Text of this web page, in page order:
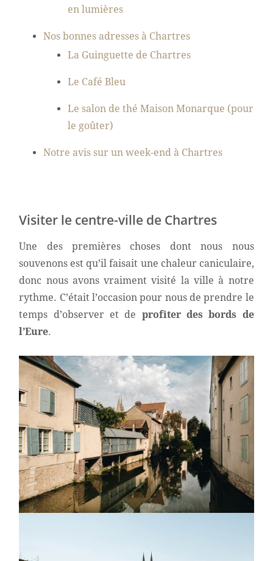
en lumières
Nos bonnes adresses à Chartres
La Guinguette de Chartres
Le Café Bleu
Le salon de thé Maison Monarque (pour
le goûter)
Notre avis sur un week-end à Chartres
Visiter le centre-ville de Chartres
Une des premières choses dont nous nous
souvenons est qu’il faisait une chaleur caniculaire,
donc nous avons vraiment visité la ville à notre
rythme. C’était l’occasion pour nous de prendre le
temps d’observer et de profiter des bords de
l’Eure.